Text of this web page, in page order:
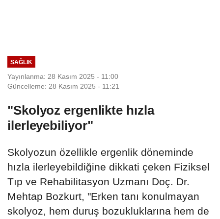
SAĞLIK
Yayınlanma: 28 Kasım 2025 - 11:00
Güncelleme: 28 Kasım 2025 - 11:21
"Skolyoz ergenlikte hızla
ilerleyebiliyor"
Skolyozun özellikle ergenlik döneminde
hızla ilerleyebildiğine dikkati çeken Fiziksel
Tıp ve Rehabilitasyon Uzmanı Doç. Dr.
Mehtap Bozkurt, "Erken tanı konulmayan
skolyoz, hem duruş bozukluklarına hem de